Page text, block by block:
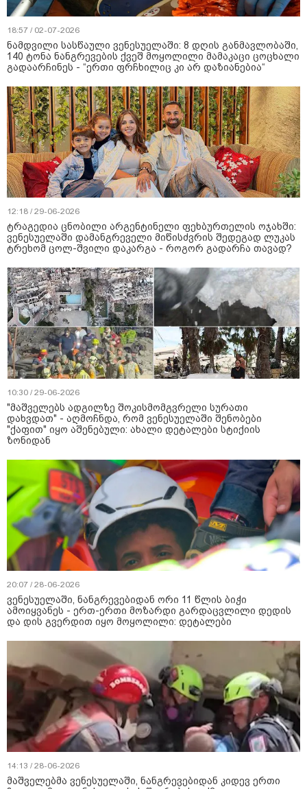
18:57 / 02-07-2026
ნამდვილი სასწაული ვენესუელაში: 8 დღის განმავლობაში,
140 ტონა ნანგრევების ქვეშ მოყოლილი მამაკაცი ცოცხალი
გადაარჩინეს - “ერთი ფრჩხილიც კი არ დაზიანებია“
12:18 / 29-06-2026
ტრაგედია ცნობილი არგენტინელი ფეხბურთელის ოჯახში:
ვენესუელაში დამანგრეველი მიწისძვრის შედეგად ლუკას
ტრეხომ ცოლ-შვილი დაკარგა - როგორ გადარჩა თავად?
10:30 / 29-06-2026
"მაშველებს ადგილზე შოკისმომგვრელი სურათი
დახვდათ" - აღმოჩნდა, რომ ვენესუელაში შენობები
"ქაფით" იყო აშენებული: ახალი დეტალები სტიქიის
ზონიდან
20:07 / 28-06-2026
ვენესუელაში, ნანგრევებიდან ორი 11 წლის ბიჭი
ამოიყვანეს - ერთ-ერთი მოზარდი გარდაცვლილი დედის
და დის გვერდით იყო მოყოლილი: დეტალები
14:13 / 28-06-2026
მაშველებმა ვენესუელაში, ნანგრევებიდან კიდევ ერთი